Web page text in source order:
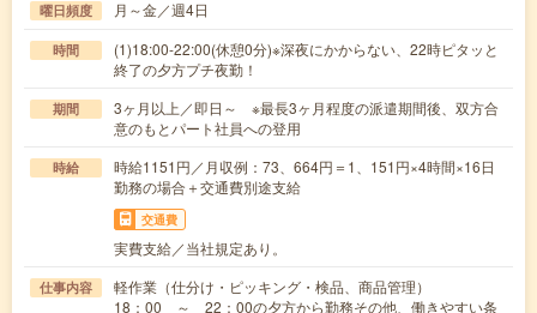
曜日頻度 月～金／週4日
時間
(1)18:00-22:00(休憩0分)※深夜にかからない、22時ピタッと
終了の夕方プチ夜勤！
期間
3ヶ月以上／即日～ ※最長3ヶ月程度の派遣期間後、双方合
意のもとパート社員への登用
時給
時給1151円／月収例：73、664円＝1、151円×4時間×16日
勤務の場合＋交通費別途支給
交通費
実費支給／当社規定あり。
仕事内容
軽作業（仕分け・ピッキング・検品、商品管理）
18：00 ～ 22：00の夕方から勤務その他、働きやすい条